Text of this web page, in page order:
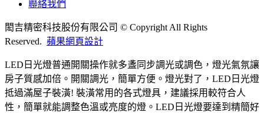
聯絡我們
閎吉精密科技股份有限公司 © Copyright All Rights
Reserved. 蘋果網頁設計
LED日光燈普通開關操作就多盞同步調光或調色，燈光氣氛讓
房子質感加倍。開關調光，簡單方便。燈光對了，LED日光燈
抵過滿屋子裝潢! 裝潢常用的各式燈具，建議採用較符合人
性，簡單就能調整色溫或亮度的燈。LED日光燈要達到精簡好